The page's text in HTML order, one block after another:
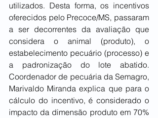
utilizados. Desta forma, os incentivos
oferecidos pelo Precoce/MS, passaram
a ser decorrentes da avaliação que
considera o animal (produto), o
estabelecimento pecuário (processo) e
a padronização do lote abatido.
Coordenador de pecuária da Semagro,
Marivaldo Miranda explica que para o
cálculo do incentivo, é considerado o
impacto da dimensão produto em 70%